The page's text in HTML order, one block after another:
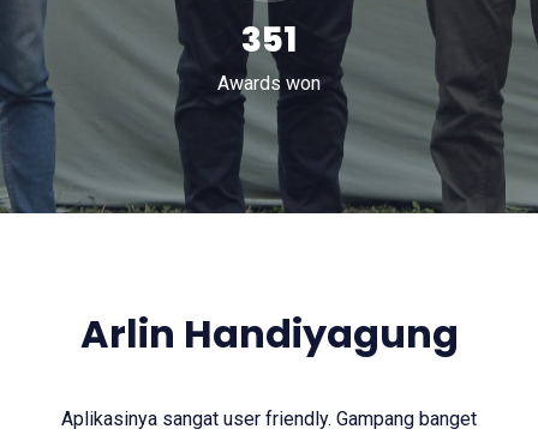
571
Awards won
Arlin Handiyagung
Aplikasinya sangat user friendly. Gampang banget